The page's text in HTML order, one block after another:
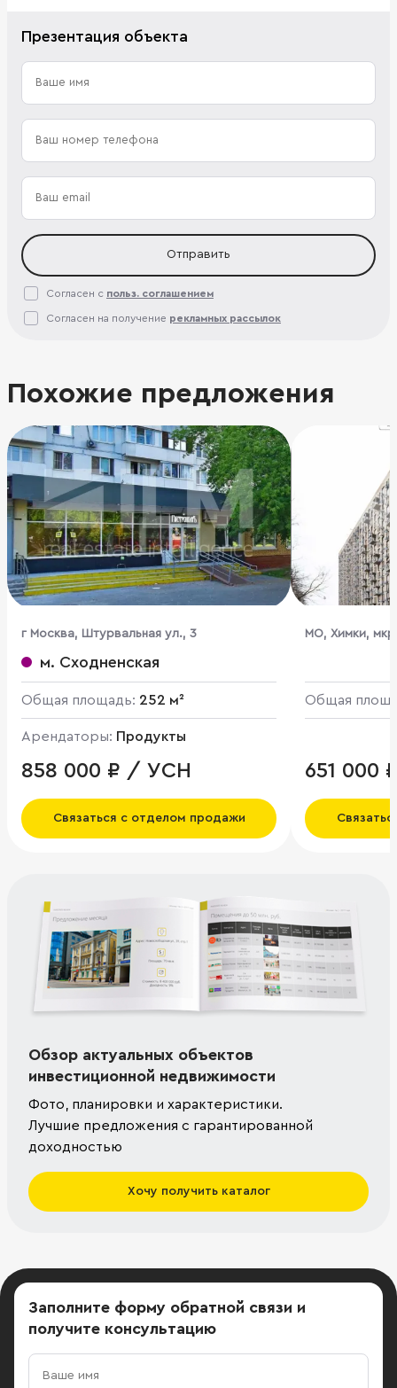
Презентация объекта
Отправить
Согласен с польз. соглашением
Согласен на получение рекламных рассылок
Похожие предложения
г Москва, Штурвальная ул., 3
м. Сходненская
Общая площадь: 252 м²
Арендаторы: Продукты
858 000 ₽ / УСН
Связаться с отделом продажи
МО, Химки,
Общая
651 000
Обзор актуальных объектов
инвестиционной недвижимости
Фото, планировки и характеристики.
Лучшие предложения с гарантированной
доходностью
Хочу получить каталог
Заполните форму обратной связи и
получите консультацию